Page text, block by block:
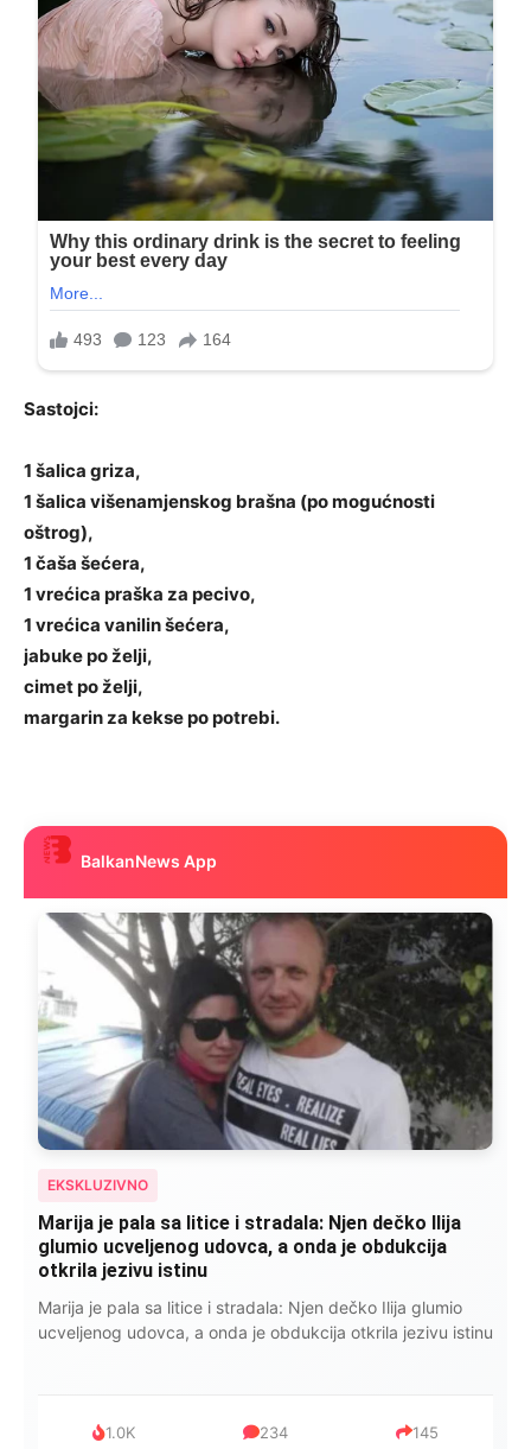
Sastojci:
1 šalica griza,
1 šalica višenamjenskog brašna (po mogućnosti
oštrog),
1 čaša šećera,
1 vrećica praška za pecivo,
1 vrećica vanilin šećera,
jabuke po želji,
cimet po želji,
margarin za kekse po potrebi.
BalkanNews App
EKSKLUZIVNO
Kad se Marin suprug razbolio ona ga kupala,
pelene mu mijenjala: Jedno jutro je poslao po
čokoladu..
Kad se Marin suprug razbolio ona ga kupala, pelene mu
mijenjala: Jedno jutro je poslao po čokoladu..
999 321 234